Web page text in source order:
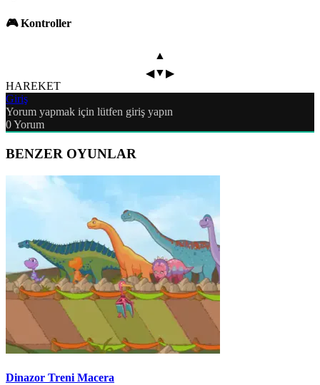
🎮 Kontroller
▲
◀▼▶
HAREKET
Giriş
Yorum yapmak için lütfen giriş yapın
0Yorum
BENZER OYUNLAR
Dinazor Treni Macera